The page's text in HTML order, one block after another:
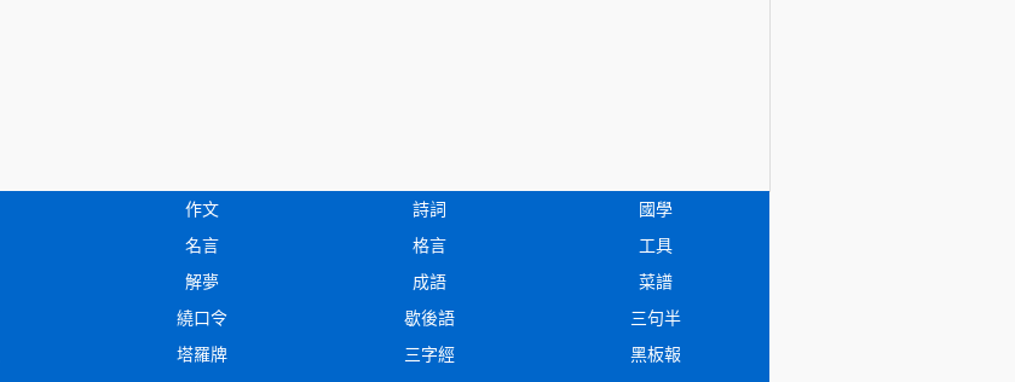
作文 詩詞
國學
名言 格言
工具
解夢 成語
菜譜
繞口令 歇後語
三句半
塔羅牌 三字經
黑板報